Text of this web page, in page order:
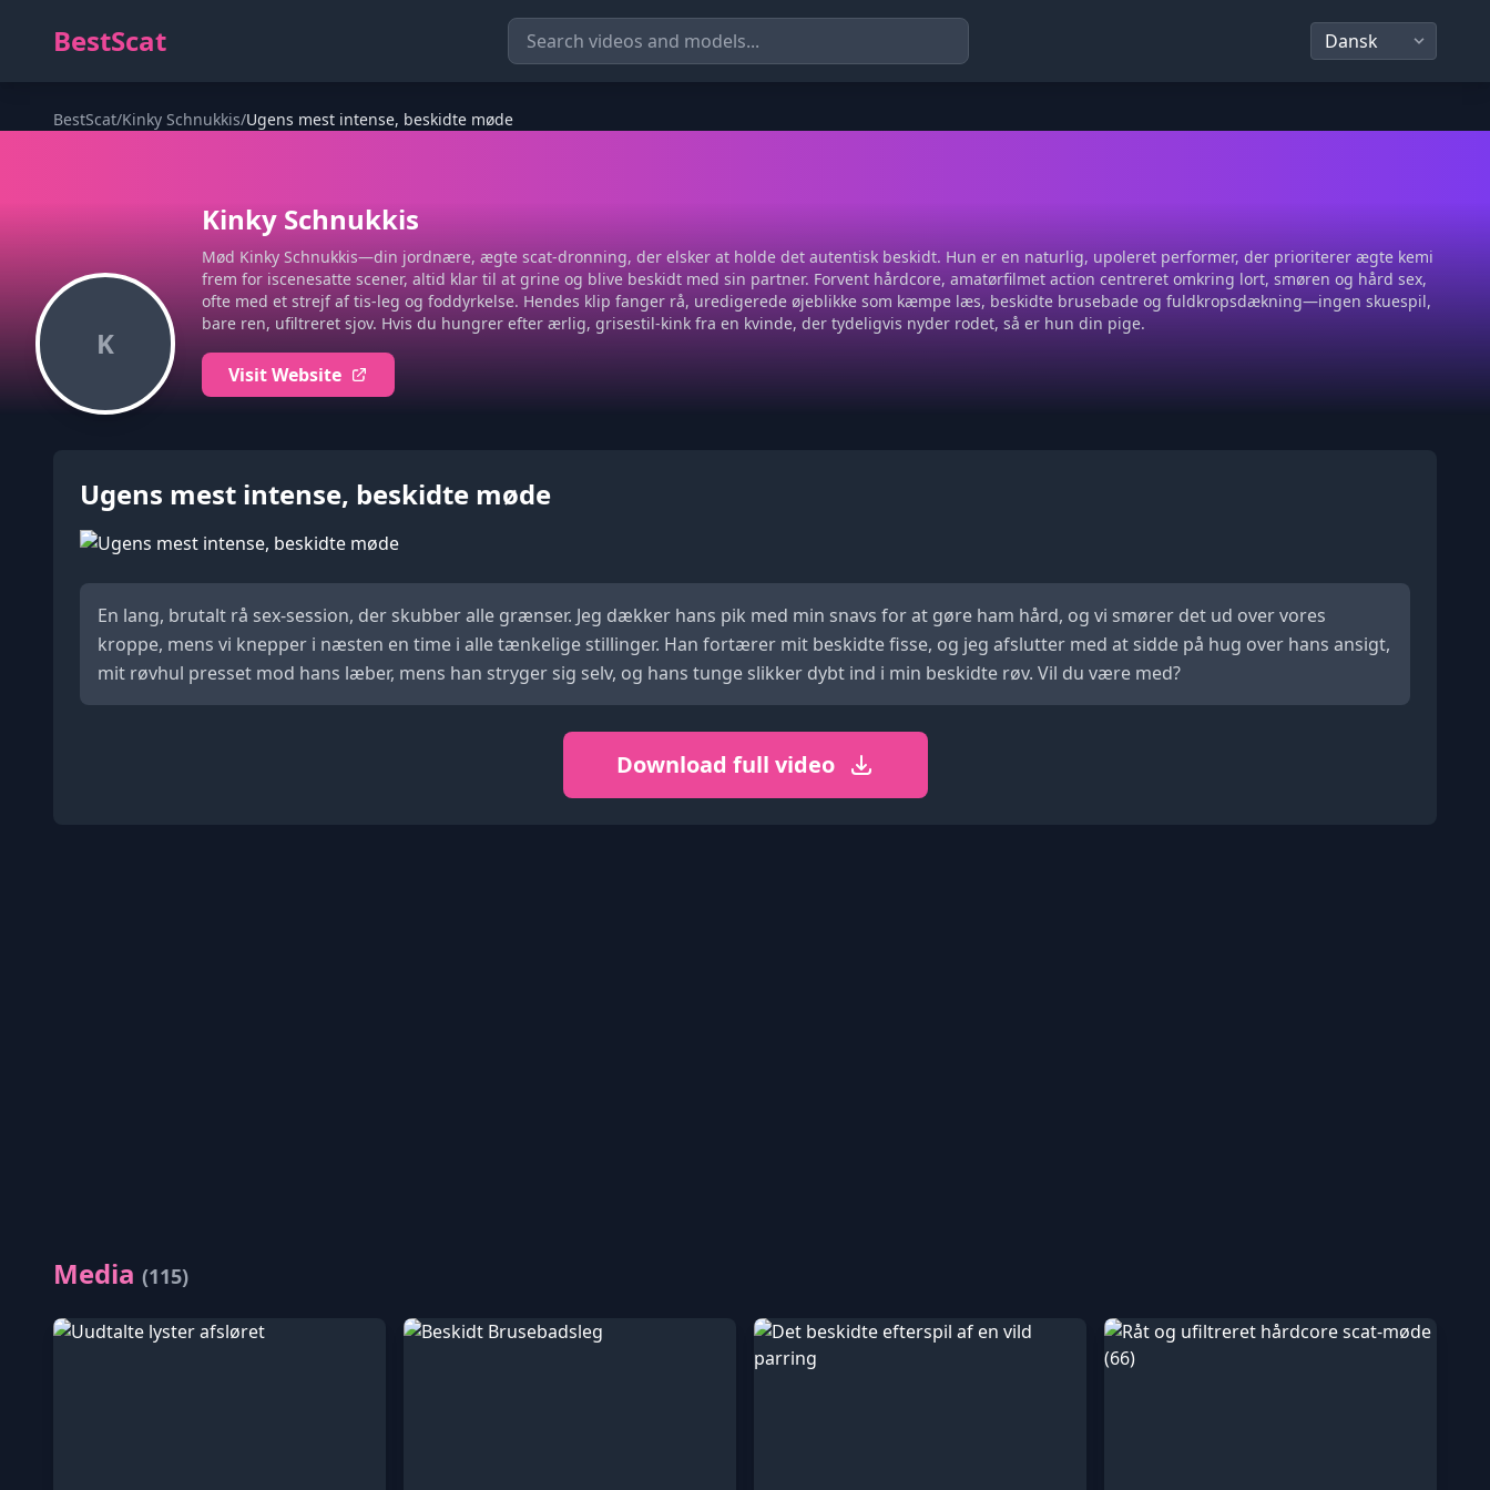
BestScat
BestScat/Kinky Schnukkis/Ugens mest intense, beskidte møde
K
Kinky Schnukkis
Mød Kinky Schnukkis—din jordnære, ægte scat-dronning, der elsker at holde det autentisk beskidt. Hun er en naturlig, upoleret performer, der prioriterer ægte kemi
frem for iscenesatte scener, altid klar til at grine og blive beskidt med sin partner. Forvent hårdcore, amatørfilmet action centreret omkring lort, smøren og hård sex,
ofte med et strejf af tis-leg og foddyrkelse. Hendes klip fanger rå, uredigerede øjeblikke som kæmpe læs, beskidte brusebade og fuldkropsdækning—ingen skuespil,
bare ren, ufiltreret sjov. Hvis du hungrer efter ærlig, grisestil-kink fra en kvinde, der tydeligvis nyder rodet, så er hun din pige.
Visit Website
Ugens mest intense, beskidte møde
En lang, brutalt rå sex-session, der skubber alle grænser. Jeg dækker hans pik med min snavs for at gøre ham hård, og vi smører det ud over vores
kroppe, mens vi knepper i næsten en time i alle tænkelige stillinger. Han fortærer mit beskidte fisse, og jeg afslutter med at sidde på hug over hans ansigt,
mit røvhul presset mod hans læber, mens han stryger sig selv, og hans tunge slikker dybt ind i min beskidte røv. Vil du være med?
Download full video
Media (115)